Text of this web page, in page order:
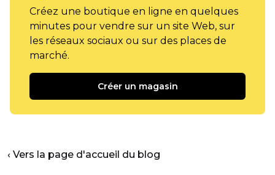
Créez une boutique en ligne en quelques
minutes pour vendre sur un site Web, sur
les réseaux sociaux ou sur des places de
marché.
Créer un magasin
‹ Vers la page d'accueil du blog